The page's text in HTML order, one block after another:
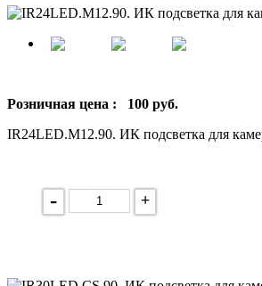
Розничная цена : 100 руб.
IR24LED.М12.90. ИК подсветка для
- +